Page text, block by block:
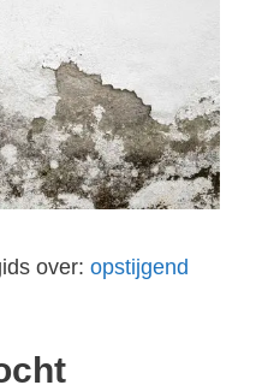
over: opstijgend